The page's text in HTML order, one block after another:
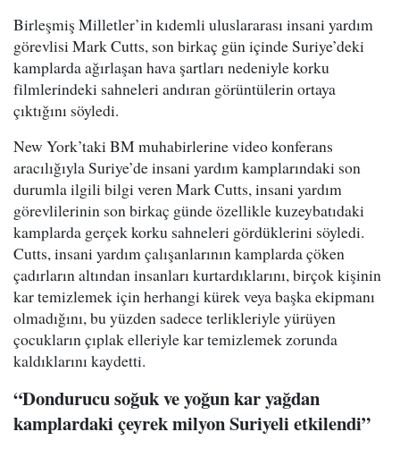
Birleşmiş Milletler’in kıdemli uluslararası insani yardım
görevlisi Mark Cutts, son birkaç gün içinde Suriye’deki
kamplarda ağırlaşan hava şartları nedeniyle korku
filmlerindeki sahneleri andıran görüntülerin ortaya
çıktığını söyledi.
New York’taki BM muhabirlerine video konferans
aracılığıyla Suriye’de insani yardım kamplarındaki son
durumla ilgili bilgi veren Mark Cutts, insani yardım
görevlilerinin son birkaç günde özellikle kuzeybatıdaki
kamplarda gerçek korku sahneleri gördüklerini söyledi.
Cutts, insani yardım çalışanlarının kamplarda çöken
çadırların altından insanları kurtardıklarını, birçok kişinin
kar temizlemek için herhangi kürek veya başka ekipmanı
olmadığını, bu yüzden sadece terlikleriyle yürüyen
çocukların çıplak elleriyle kar temizlemek zorunda
kaldıklarını kaydetti.
“Dondurucu soğuk ve yoğun kar yağdan
kamplardaki çeyrek milyon Suriyeli etkilendi”